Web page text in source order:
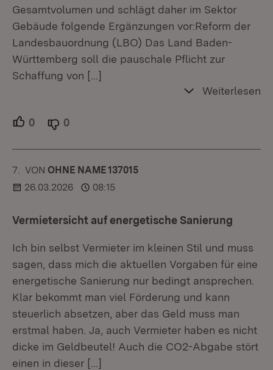
Gesamtvolumen und schlägt daher im Sektor
Gebäude folgende Ergänzungen vor:Reform der
Landesbauordnung (LBO) Das Land Baden-
Württemberg soll die pauschale Pflicht zur
Schaffung von […]
Weiterlesen
0 Unterstützer.
0
7. KOMMENTAR
VON :OHNE NAME 137015
26.03.2026
08:15
Vermietersicht auf energetische Sanierung
Ich bin selbst Vermieter im kleinen Stil und muss
sagen, dass mich die aktuellen Vorgaben für eine
energetische Sanierung nur bedingt ansprechen.
Klar bekommt man viel Förderung und kann
steuerlich absetzen, aber das Geld muss man
erstmal haben. Ja, auch Vermieter haben es nicht
dicke im Geldbeutel! Auch die CO2-Abgabe stört
einen in dieser […]